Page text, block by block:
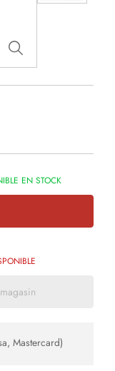
EN STOCK
Mastercard)